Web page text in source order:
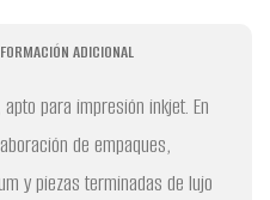
ADICIONAL
para impresión inkjet. En
de empaques,
y piezas terminadas de lujo